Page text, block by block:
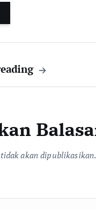
akan dipublikasikan.